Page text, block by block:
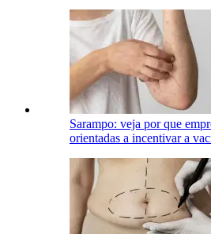
Sarampo: veja por que
orientadas a incentivar a